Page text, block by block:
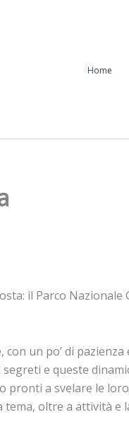
Home
il Parco
un po’ di
e queste
a svelare le
oltre a attività